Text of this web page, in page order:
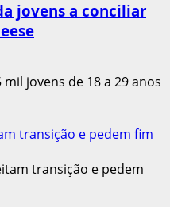
jovens a conciliar
jovens de 18 a 29 anos
transição e pedem fim